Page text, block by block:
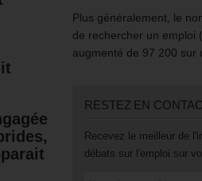
Plus généralement, le
de rechercher un emploi
augmenté de 97 200 sur
RESTEZ EN
Recevez le meilleur de
débats sur l'emploi sur